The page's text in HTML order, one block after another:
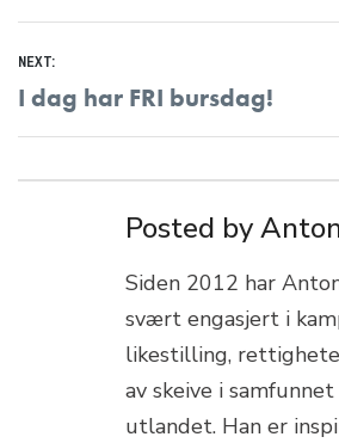
NEXT:
Next
post:
I dag har FRI bursdag!
Posted by
Siden 2012 har
svært engasjert i
likestilling,
av skeive i
utlandet. Han er